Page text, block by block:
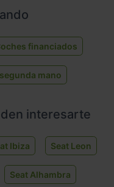
financiados
mano
interesarte
Ibiza Seat Leon
Seat Alhambra